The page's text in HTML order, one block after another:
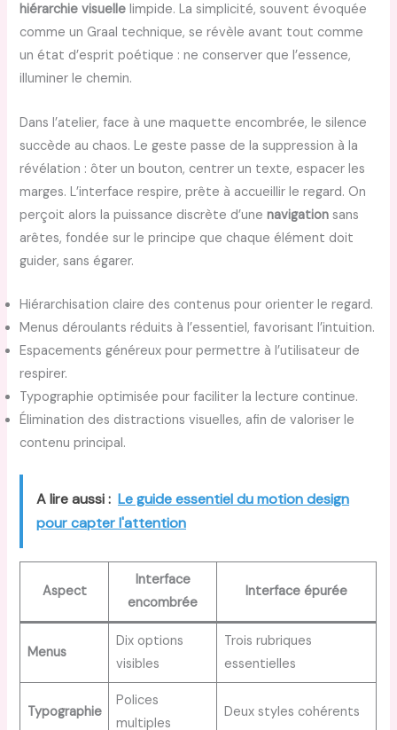
hiérarchie visuelle limpide. La simplicité, souvent évoquée
comme un Graal technique, se révèle avant tout comme
un état d’esprit poétique : ne conserver que l’essence,
illuminer le chemin.
Dans l’atelier, face à une maquette encombrée, le silence
succède au chaos. Le geste passe de la suppression à la
révélation : ôter un bouton, centrer un texte, espacer les
marges. L’interface respire, prête à accueillir le regard. On
perçoit alors la puissance discrète d’unenavigation sans
arêtes, fondée sur le principe que chaque élément doit
guider, sans égarer.
Hiérarchisation claire des contenus pour orienter le regard.
Menus déroulants réduits à l’essentiel, favorisant l’intuition.
Espacements généreux pour permettre à l’utilisateur de
respirer.
Typographie optimisée pour faciliter la lecture continue.
Élimination des distractions visuelles, afin de valoriser le
contenu principal.
A lire aussi : Le guide essentiel du motion design
pour capter l'attention
Aspect
Interface
encombrée
Interface épurée
Menus
Dix options
visibles
Trois rubriques
essentielles
Typographie
Polices
multiples
Deux styles cohérents